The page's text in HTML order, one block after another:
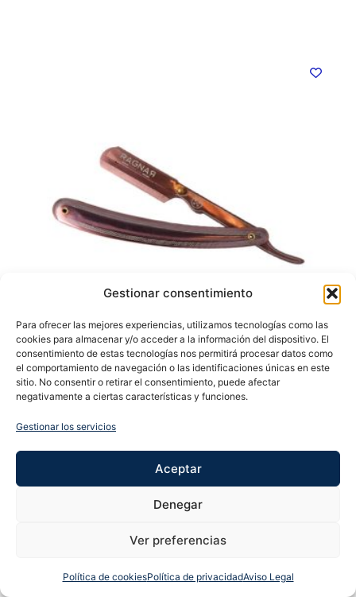
Gestionar consentimiento
Para ofrecer las mejores experiencias, utilizamos tecnologías como las
cookies para almacenar y/o acceder a la información del dispositivo. El
consentimiento de estas tecnologías nos permitirá procesar datos como
el comportamiento de navegación o las identificaciones únicas en este
sitio. No consentir o retirar el consentimiento, puede afectar
negativamente a ciertas características y funciones.
Gestionar los servicios
Aceptar
Denegar
Ver preferencias
Política de cookiesPolítica de privacidadAviso Legal
NAVAJA MARIPOSA RAGNAR COBRE
Leer más